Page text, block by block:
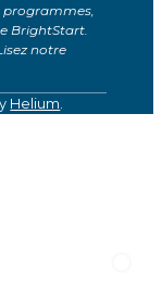
programmes,
BrightStart.
notre
Helium.